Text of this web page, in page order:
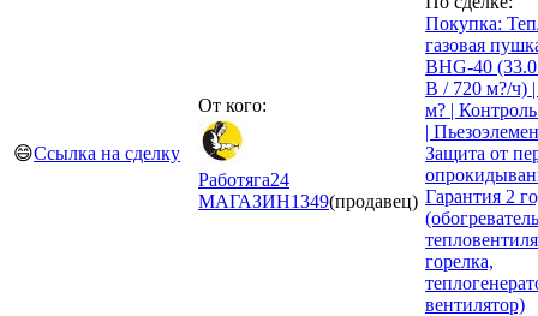
😄Ссылка на сделку
От кого:
Работяга24
МАГАЗИН1349(продавец)
Покупка:
газовая
BHG-40
В / 720 м?/ч)
м? |
|
Защита от
Гарантия 2
горелка,
вентилятор)